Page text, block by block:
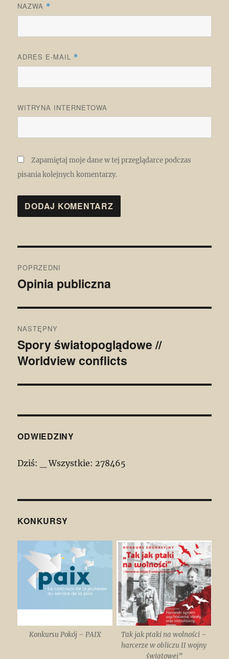
NAZWA *
ADRES E-MAIL *
WITRYNA INTERNETOWA
Zapamiętaj moje dane w tej przeglądarce podczas
pisania kolejnych komentarzy.
wpisu
POPRZEDNI
Poprzedni
Opinia publiczna
NASTĘPNY
Następny
wpis:
Spory światopoglądowe //
Worldview conflicts
ODWIEDZINY
Dziś: Wszystkie: 278465
KONKURSY
Konkursu Pokój – PAIX
Tak jak ptaki na wolności –
harcerze w obliczu II wojny
światowej”